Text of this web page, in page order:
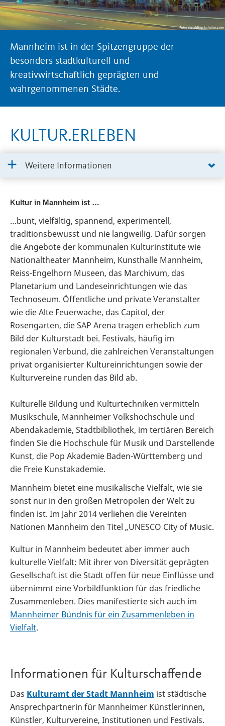
Mannheim ist in der Spitzengruppe der
besonders stadtkulturell und
kreativwirtschaftlich geprägten und
wahrgenommenen Städte.
KULTUR.ERLEBEN
Weitere Informationen
Kultur in Mannheim ist …
…bunt, vielfältig, spannend, experimentell,
traditionsbewusst und nie langweilig. Dafür sorgen
die Angebote der kommunalen Kulturinstitute wie
Nationaltheater Mannheim, Kunsthalle Mannheim,
Reiss-Engelhorn Museen, das Marchivum, das
Planetarium und Landeseinrichtungen wie das
Technoseum. Öffentliche und private Veranstalter
wie die Alte Feuerwache, das Capitol, der
Rosengarten, die SAP Arena tragen erheblich zum
Bild der Kulturstadt bei. Festivals, häufig im
regionalen Verbund, die zahlreichen Veranstaltungen
privat organisierter Kultureinrichtungen sowie der
Kulturvereine runden das Bild ab.
Kulturelle Bildung und Kulturtechniken vermitteln
Musikschule, Mannheimer Volkshochschule und
Abendakademie, Stadtbibliothek, im tertiären Bereich
finden Sie die Hochschule für Musik und Darstellende
Kunst, die Pop Akademie Baden-Württemberg und
die Freie Kunstakademie.
Mannheim bietet eine musikalische Vielfalt, wie sie
sonst nur in den großen Metropolen der Welt zu
finden ist. Im Jahr 2014 verliehen die Vereinten
Nationen Mannheim den Titel „UNESCO City of Music.
Kultur in Mannheim bedeutet aber immer auch
kulturelle Vielfalt: Mit ihrer von Diversität geprägten
Gesellschaft ist die Stadt offen für neue Einflüsse und
übernimmt eine Vorbildfunktion für das friedliche
Zusammenleben. Dies manifestierte sich auch im
Mannheimer Bündnis für ein Zusammenleben in
Vielfalt.
Informationen für Kulturschaffende
Das Kulturamt der Stadt Mannheim ist städtische
Ansprechpartnerin für Mannheimer Künstlerinnen,
Künstler, Kulturvereine, Institutionen und Festivals.